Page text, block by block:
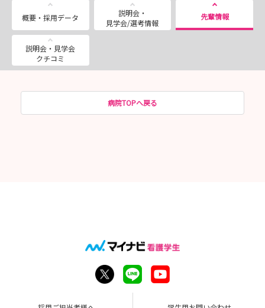
概要・採用データ
説明会・
見学会/選考情報
先輩情報
説明会・見学会
クチコミ
病院TOPへ戻る